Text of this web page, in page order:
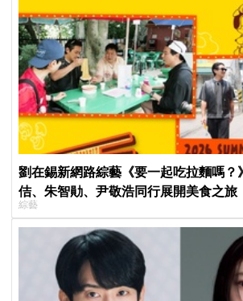
劉在錫新網路綜藝《要一起吃拉麵嗎？
佶、朱智勛、尹敬浩同行展開美食之旅
綜藝